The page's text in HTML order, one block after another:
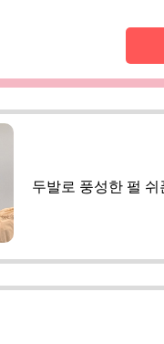
두발로 풍성한 펄